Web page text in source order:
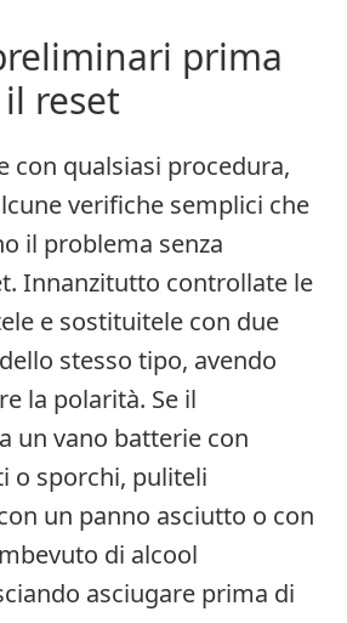
prima
reset
con qualsiasi procedura,
verifiche semplici che
il problema senza
Innanzitutto controllate le
e sostituitele con due
stesso tipo, avendo
la polarità. Se il
un vano batterie con
o sporchi, puliteli
un panno asciutto o con
di alcool
asciugare prima di